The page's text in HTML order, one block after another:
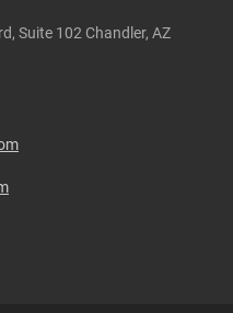
Suite 102 Chandler, AZ